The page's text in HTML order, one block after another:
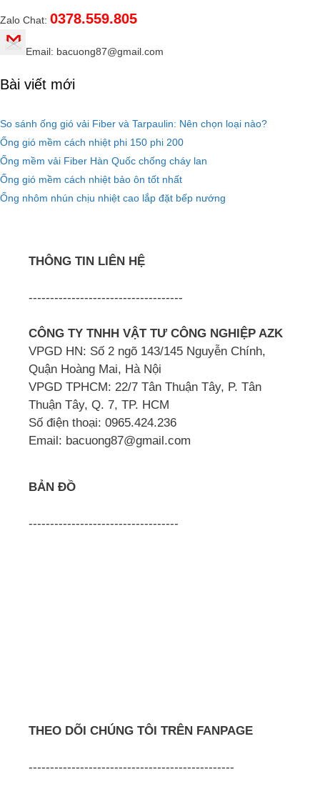
Zalo Chat: 0378.559.805
Email: bacuong87@gmail.com
Bài viết mới
So sánh ống gió vải Fiber và Tarpaulin: Nên chọn loại nào?
Ống gió mềm cách nhiệt phi 150 phi 200
Ống mềm vải Fiber Hàn Quốc chống cháy lan
Ống gió mềm cách nhiệt bảo ôn tốt nhất
Ống nhôm nhún chịu nhiệt cao lắp đặt bếp nướng
THÔNG TIN LIÊN HỆ
------------------------------------
CÔNG TY TNHH VẬT TƯ CÔNG NGHIỆP AZK
VPGD HN: Số 2 ngõ 143/145 Nguyễn Chính,
Quận Hoàng Mai, Hà Nội
VPGD TPHCM: 22/7 Tân Thuận Tây, P. Tân
Thuận Tây, Q. 7, TP. HCM
Số điện thoại: 0965.424.236
Email: bacuong87@gmail.com
BẢN ĐỒ
-----------------------------------
THEO DÕI CHÚNG TÔI TRÊN FANPAGE
------------------------------------------------